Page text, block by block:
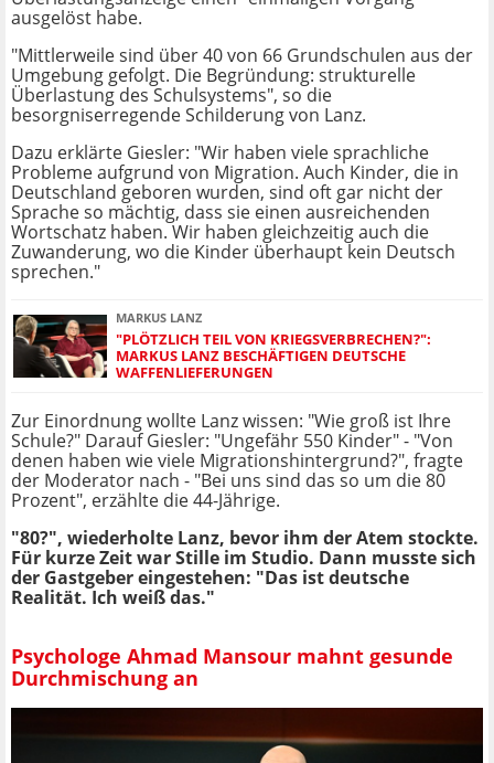
ausgelöst habe.
"Mittlerweile sind über 40 von 66 Grundschulen aus der
Umgebung gefolgt. Die Begründung: strukturelle
Überlastung des Schulsystems", so die
besorgniserregende Schilderung von Lanz.
Dazu erklärte Giesler: "Wir haben viele sprachliche
Probleme aufgrund von Migration. Auch Kinder, die in
Deutschland geboren wurden, sind oft gar nicht der
Sprache so mächtig, dass sie einen ausreichenden
Wortschatz haben. Wir haben gleichzeitig auch die
Zuwanderung, wo die Kinder überhaupt kein Deutsch
sprechen."
MARKUS LANZ
"PLÖTZLICH TEIL VON KRIEGSVERBRECHEN?":
MARKUS LANZ BESCHÄFTIGEN DEUTSCHE
WAFFENLIEFERUNGEN
Zur Einordnung wollte Lanz wissen: "Wie groß ist Ihre
Schule?" Darauf Giesler: "Ungefähr 550 Kinder" - "Von
denen haben wie viele Migrationshintergrund?", fragte
der Moderator nach - "Bei uns sind das so um die 80
Prozent", erzählte die 44-Jährige.
"80?", wiederholte Lanz, bevor ihm der Atem stockte.
Für kurze Zeit war Stille im Studio. Dann musste sich
der Gastgeber eingestehen: "Das ist deutsche
Realität. Ich weiß das."
Psychologe Ahmad Mansour mahnt gesunde
Durchmischung an